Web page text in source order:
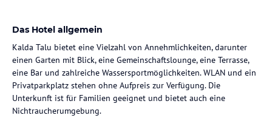
Das Hotel allgemein
Kalda Talu bietet eine Vielzahl von Annehmlichkeiten, darunter
einen Garten mit Blick, eine Gemeinschaftslounge, eine Terrasse,
eine Bar und zahlreiche Wassersportmöglichkeiten. WLAN und ein
Privatparkplatz stehen ohne Aufpreis zur Verfügung. Die
Unterkunft ist für Familien geeignet und bietet auch eine
Nichtraucherumgebung.